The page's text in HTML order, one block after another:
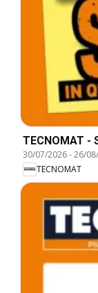
TECNOMAT
30/07/2026-26/
TECNOMAT